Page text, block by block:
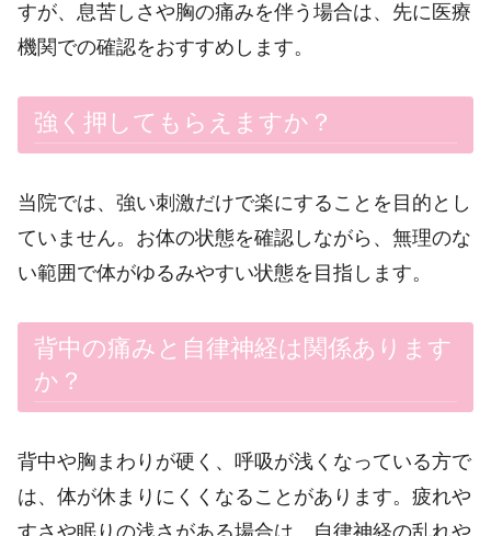
すが、息苦しさや胸の痛みを伴う場合は、先に医療
機関での確認をおすすめします。
強く押してもらえますか？
当院では、強い刺激だけで楽にすることを目的とし
ていません。お体の状態を確認しながら、無理のな
い範囲で体がゆるみやすい状態を目指します。
背中の痛みと自律神経は関係あります
か？
背中や胸まわりが硬く、呼吸が浅くなっている方で
は、体が休まりにくくなることがあります。疲れや
すさや眠りの浅さがある場合は、自律神経の乱れや